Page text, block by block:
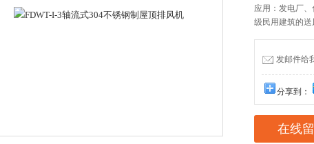
应用：发电厂
级民用建筑的送
发邮件给
分享到：
在线